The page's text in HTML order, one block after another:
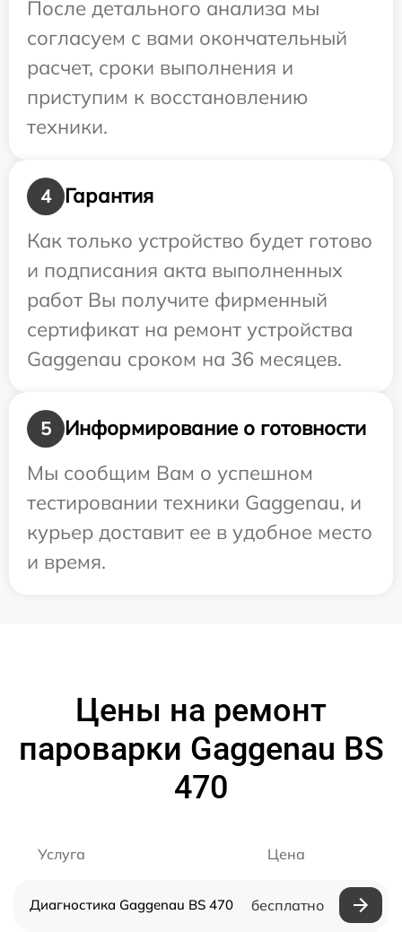
После детального анализа мы
согласуем с вами окончательный
расчет, сроки выполнения и
приступим к восстановлению
техники.
4
Гарантия
Как только устройство будет готово
и подписания акта выполненных
работ Вы получите фирменный
сертификат на ремонт устройства
Gaggenau сроком на 36 месяцев.
5
Информирование о готовности
Мы сообщим Вам о успешном
тестировании техники Gaggenau, и
курьер доставит ее в удобное место
и время.
Цены на ремонт
пароварки Gaggenau BS
470
Услуга Цена
Диагностика Gaggenau BS 470 бесплатно